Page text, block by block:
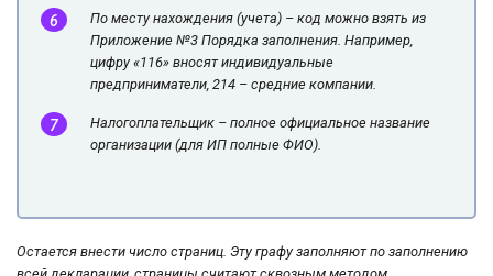
По месту нахождения (учета) – код можно взять из
Приложение №3 Порядка заполнения. Например,
цифру «116» вносят индивидуальные
предприниматели, 214 – средние компании.
Налогоплательщик – полное официальное название
организации (для ИП полные ФИО).
Остается внести число страниц. Эту графу заполняют по заполнению